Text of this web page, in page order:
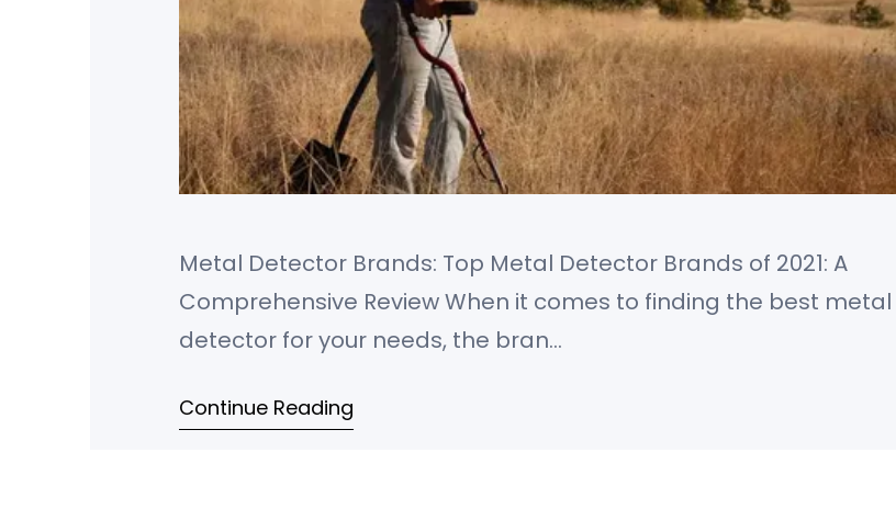
Metal Detector Brands: Top Metal Detector Brands of 2021: A
Comprehensive Review When it comes to finding the best metal
detector for your needs, the bran…
Continue Reading